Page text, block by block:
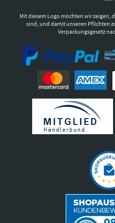
Mit diesem Logo möchten wir zeigen,
sind, und damit unseren Pflichten
Verpackungsgesetz